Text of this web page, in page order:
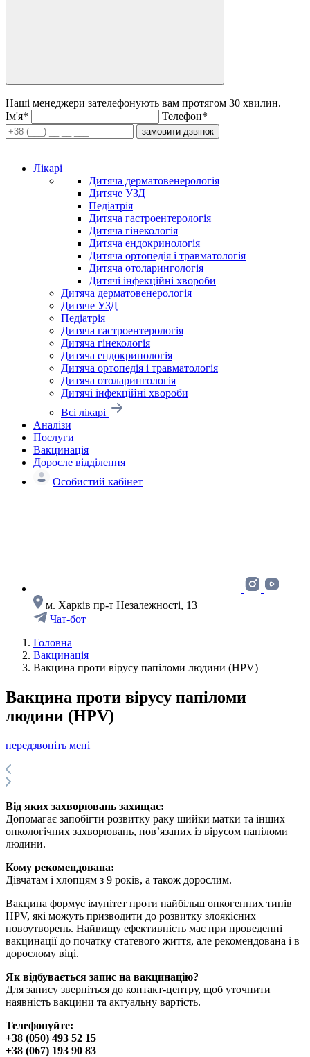
Наші менеджери зателефонують вам протягом 30 хвилин.
Iм'я*
Телефон*
замовити дзвінок
Лікарі
Дитяча дерматовенерологія
Дитяче УЗД
Педіатрія
Дитяча гастроентерологія
Дитяча гінекологія
Дитяча ендокринологія
Дитяча ортопедія і травматологія
Дитяча отоларингологія
Дитячі інфекційні хвороби
Дитяча дерматовенерологія
Дитяче УЗД
Педіатрія
Дитяча гастроентерологія
Дитяча гінекологія
Дитяча ендокринологія
Дитяча ортопедія і травматологія
Дитяча отоларингологія
Дитячі інфекційні хвороби
Всі лікарі
Аналізи
Послуги
Вакцинація
Доросле відділення
Особистий кабінет
м. Харків пр-т Незалежності, 13
Чат-бот
Головна
Вакцинація
Вакцина проти вірусу папіломи людини (HPV)
Вакцина проти вірусу папіломи
людини (HPV)
передзвоніть мені
Від яких захворювань захищає:
Допомагає запобігти розвитку раку шийки матки та інших
онкологічних захворювань, пов’язаних із вірусом папіломи
людини.
Кому рекомендована:
Дівчатам і хлопцям з 9 років, а також дорослим.
Вакцина формує імунітет проти найбільш онкогенних типів
HPV, які можуть призводити до розвитку злоякісних
новоутворень. Найвищу ефективність має при проведенні
вакцинації до початку статевого життя, але рекомендована і в
дорослому віці.
Як відбувається запис на вакцинацію?
Для запису зверніться до контакт-центру, щоб уточнити
наявність вакцини та актуальну вартість.
Телефонуйте:
+38 (050) 493 52 15
+38 (067) 193 90 83